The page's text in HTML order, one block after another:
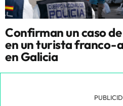
Confirman un caso
en un turista franco-
en Galicia